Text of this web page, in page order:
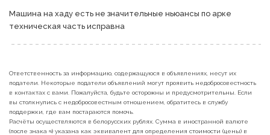
Машина на хаду есть не значительные ньюансы по арке
техническая часть исправна
Ответственность за информацию, содержащуюся в объявлениях, несут их
податели. Некоторые податели объявлений могут проявить недобросовестность
в контактах с вами. Пожалуйста, будьте осторожны и предусмотрительны. Если
вы столкнулись с недобросовестным отношением, обратитесь в службу
поддержки, где вам постараются помочь.
Расчёты осуществляются в белорусских рублях. Сумма в иностранной валюте
(после знака ≈) указана как эквивалент для определения стоимости (цены) в